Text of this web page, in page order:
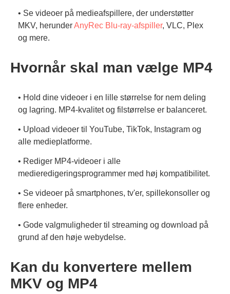
• Se videoer på medieafspillere, der understøtter
MKV, herunderAnyRec Blu-ray-afspiller, VLC, Plex
og mere.
Hvornår skal man vælge MP4
• Hold dine videoer i en lille størrelse for nem deling
og lagring. MP4-kvalitet og filstørrelse er balanceret.
• Upload videoer til YouTube, TikTok, Instagram og
alle medieplatforme.
• Rediger MP4-videoer i alle
medieredigeringsprogrammer med høj kompatibilitet.
• Se videoer på smartphones, tv'er, spillekonsoller og
flere enheder.
• Gode valgmuligheder til streaming og download på
grund af den høje webydelse.
Kan du konvertere mellem
MKV og MP4